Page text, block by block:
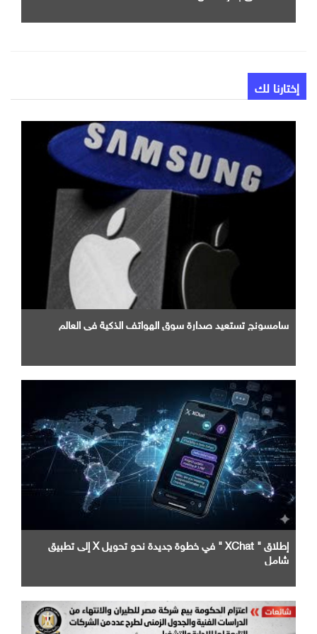
إختارنا لك
سامسونج تستعيد صدارة سوق الهواتف الذكية في العالم
إطلاق " XChat " في خطوة جديدة نحو تحويل X إلى تطبيق
شامل